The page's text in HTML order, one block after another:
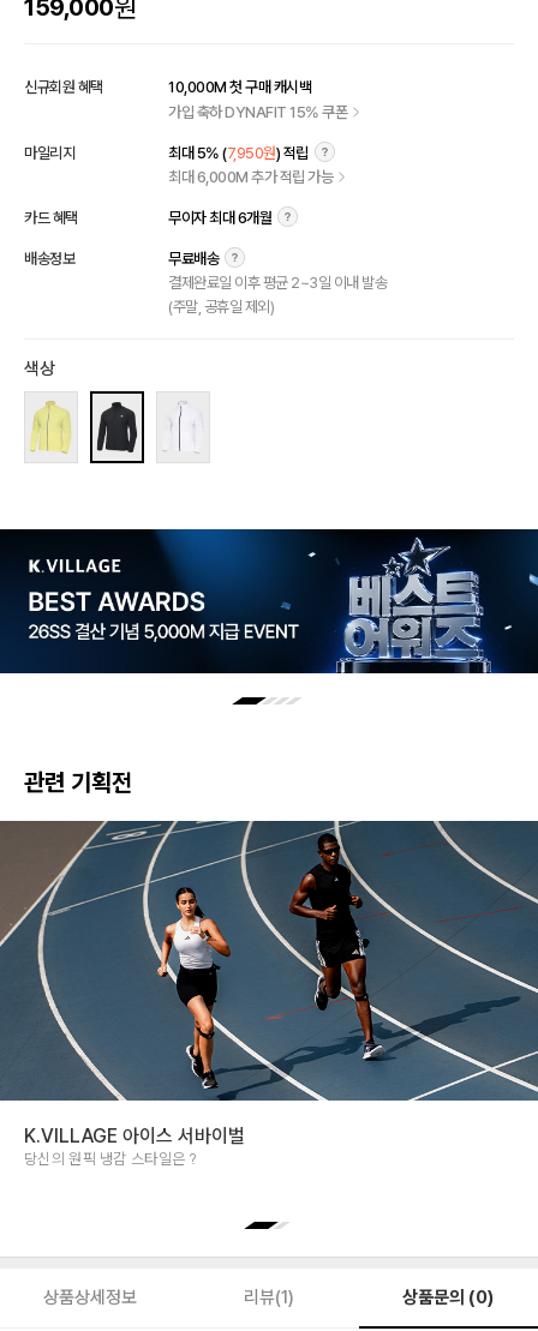
159,000원
신규회원 혜택
10,000M 첫 구매 캐시백
가입 축하 DYNAFIT 15% 쿠폰
마일리지 최대 5% (7,950원) 적립
최대 6,000M 추가 적립 가능
카드 혜택 무이자 최대 6개월
배송정보
무료배송
결제완료일 이후 평균 2~3일 이내 발송
(주말, 공휴일 제외)
색상
관련 기획전
K.VILLAGE 아이스 서바이벌
당신의 원픽 냉감 스타일은 ?
상품상세정보 리뷰(1) 상품문의 (0)